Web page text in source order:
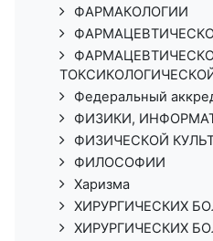
ФАРМАКОЛОГИИ
Федеральный
ФИЗИКИ,
ФИЗИЧЕСКОЙ
ФИЛОСОФИИ
Харизма
ХИРУРГИЧЕСКИХ
ХИРУРГИЧЕСКИХ